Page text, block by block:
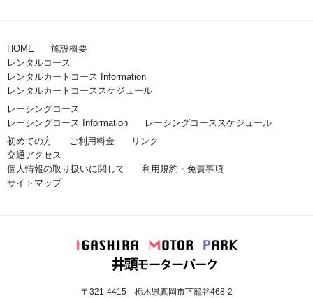
HOME
施設概要
レンタルコース
レンタルカートコース Information
レンタルカートコーススケジュール
レーシングコース
レーシングコース Information
レーシングコーススケジュール
初めての方
ご利用料金
リンク
交通アクセス
個人情報の取り扱いに関して
利用規約・免責事項
サイトマップ
〒321-4415 栃木県真岡市下籠谷468-2